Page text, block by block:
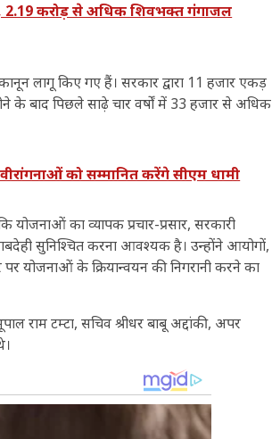
2.19 करोड़ से अधिक शिवभक्त गंगाजल
लागू किए गए हैं। सरकार द्वारा 11 हजार एकड़
के बाद पिछले साढ़े चार वर्षों में 33 हजार से अधिक
को सम्मानित करेंगे सीएम धामी
योजनाओं का व्यापक प्रचार-प्रसार, सरकारी
सुनिश्चित करना आवश्यक है। उन्होंने आयोगों,
पर योजनाओं के क्रियान्वयन की निगरानी करने का
राम टम्टा, सचिव श्रीधर बाबू अद्दांकी, अपर